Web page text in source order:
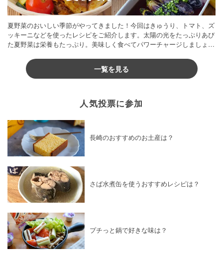
夏野菜のおいしい季節がやってきました！今回はきゅうり、トマト、ズ
ッキーニなどを使ったレシピをご紹介します。太陽の光をたっぷりあび
た夏野菜は栄養もたっぷり。美味しく食べてパワーチャージしましょう
一覧を見る
人気投票に参加
長崎のおすすめのお土産は？
さば水煮缶を使うおすすめレシピは？
プチっと鍋で好きな味は？